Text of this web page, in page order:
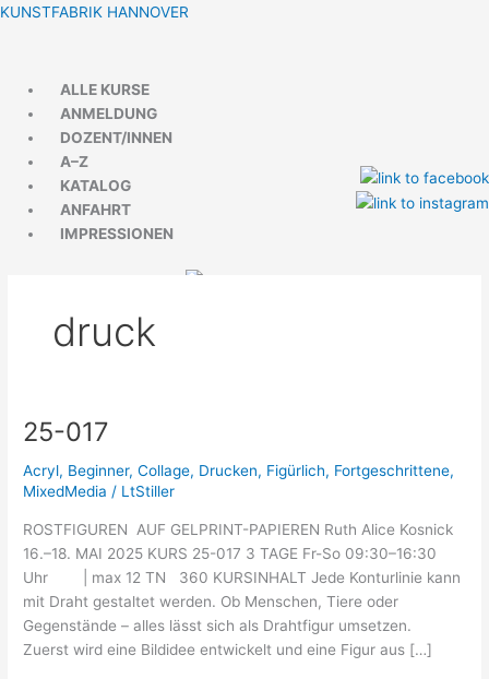
Zum
KUNSTFABRIK HANNOVER
Menü
ALLE KURSE
ANMELDUNG
DOZENT/INNEN
A–Z
KATALOG
ANFAHRT
IMPRESSIONEN
druck
25-017
Acryl, Beginner,Collage, Drucken, Figürlich, Fortgeschrittene,
MixedMedia / LtStiller
ROSTFIGUREN AUF GELPRINT-PAPIEREN Ruth Alice Kosnick
16.–18. MAI 2025 KURS 25-017 3 TAGE Fr-So 09:30–16:30
Uhr | max 12 TN 360 KURSINHALT Jede Konturlinie kann
mit Draht gestaltet werden. Ob Menschen, Tiere oder
Gegenstände – alles lässt sich als Drahtfigur umsetzen.
Zuerst wird eine Bildidee entwickelt und eine Figur aus […]
25-
Menü